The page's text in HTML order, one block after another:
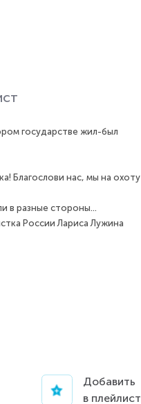
государстве жил-был
Благослови нас, мы на охоту
в разные стороны...
России Лариса Лужина
Добавить
в плейлист